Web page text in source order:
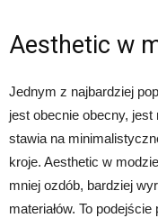
Aesthetic w
Jednym z najbardziej
jest obecnie obecny,
stawia na
kroje. Aesthetic w
mniej ozdób, bardziej
materiałów. To